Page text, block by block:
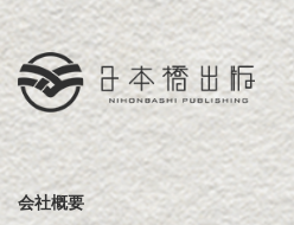
会社概要